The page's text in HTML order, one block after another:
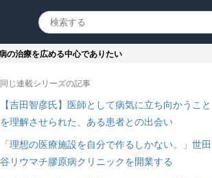
の治療を広める中心でありたい
同じ連載シリーズの記事
【吉田智彦氏】医師として病気に立ち向かうこと
を理解させられた、ある患者との出会い
「理想の医療施設を自分で作るしかない。」世田
谷リウマチ膠原病クリニックを開業する